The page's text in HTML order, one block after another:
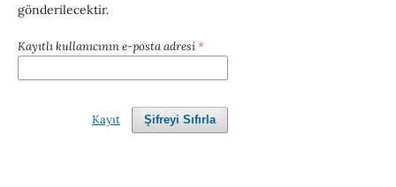
gönderilecektir.
Kayıtlı kullanıcının e-posta adresi *
Şifreyi Sıfırla
Kayıt